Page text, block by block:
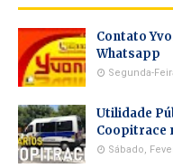
Contato
Whatsapp
Segunda-
Utilidade
Coopitrace
Sábado,